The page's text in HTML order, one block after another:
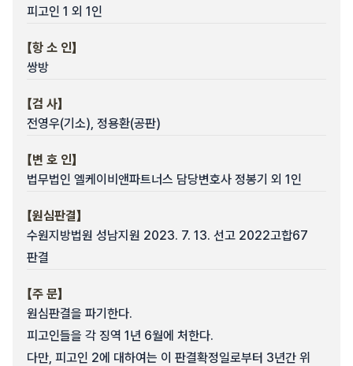
피고인 1 외 1인
【항 소 인】
쌍방
【검 사】
전영우(기소), 정용환(공판)
【변 호 인】
법무법인 엘케이비앤파트너스 담당변호사 정봉기 외 1인
【원심판결】
수원지방법원 성남지원 2023. 7. 13. 선고 2022고합67
판결
【주 문】
원심판결을 파기한다.
피고인들을 각 징역 1년 6월에 처한다.
다만, 피고인 2에 대하여는 이 판결확정일로부터 3년간 위